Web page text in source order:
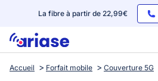
La fibre à partir de 22,99€
Box internet
Accueil Forfait mobile Couverture 5G